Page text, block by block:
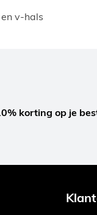
v-hals
korting op je